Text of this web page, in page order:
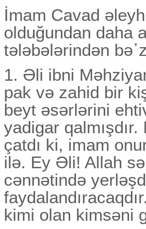
İmam Cavad
olduğundan daha
tələbələrindən
1. Әli ibni
pak və zahid bir
beyt əsərlərini
yadigar
çatdı ki, imam
ilə. Ey Әli! Allah
cənnətində
kimi olan kimsəni